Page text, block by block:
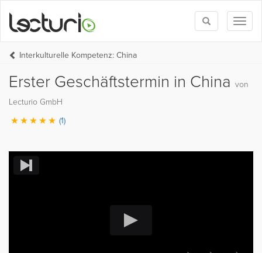
Toggle
search
Interkulturelle Kompetenz: China
Erster Geschäftstermin in China von
Lecturio GmbH
(1)